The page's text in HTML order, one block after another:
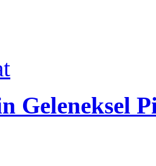
Geleneksel